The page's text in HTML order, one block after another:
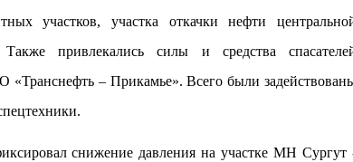
участков, участка откачки нефти
Такжепривлекались силы и средства
«Транснефть – Прикамье». Всего были
снижение давления на участке МН Сургут